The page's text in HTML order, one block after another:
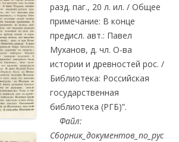
разд. паг., 20 л. ил. / Общее
примечание: В конце
предисл. авт.: Павел
Муханов, д. чл. О-ва
истории и древностей рос. /
Библиотека: Российская
государственная
библиотека (РГБ)”.
Файл:
Сборник_документов_по_рус